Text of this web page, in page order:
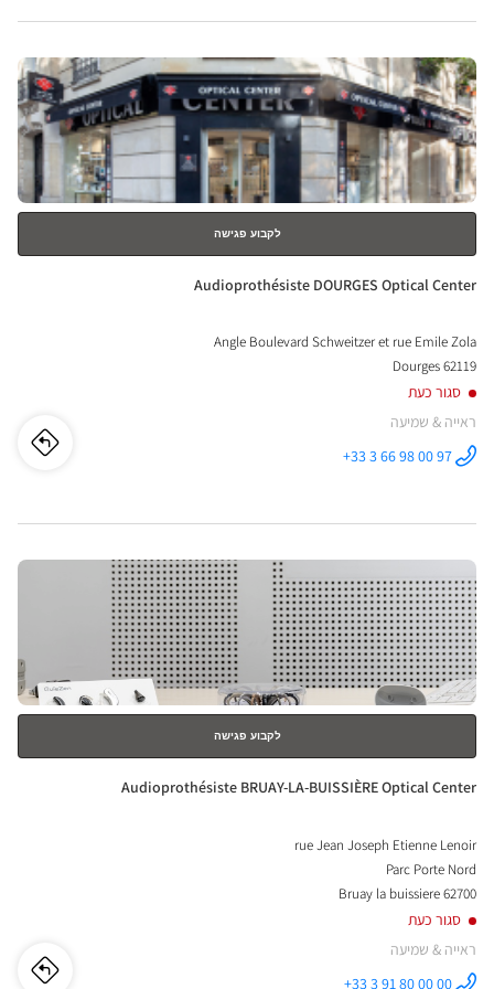
BETHUNE
לחץ
ENTER
למידע
נוסף
לקבוע פגישה
חנות:
Audioprothésiste DOURGES Optical Center
Angle Boulevard Schweitzer et rue Emile Zola
62119 Dourges
סגור כעת
ראייה & שמיעה
התקשר לחנות
Center ב
+33 3 66 98 00 97 לו"ז
לחץ
ENTER
למידע
נוסף
לקבוע פגישה
חנות:
Audioprothésiste BRUAY-LA-BUISSIÈRE Optical Center
rue Jean Joseph Etienne Lenoir
Parc Porte Nord
62700 Bruay la buissiere
סגור כעת
ראייה & שמיעה
+33 3 91 80 00 00